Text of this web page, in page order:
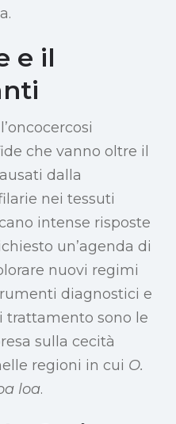
e il
che vanno oltre il
dalla
nei tessuti
intense risposte
un’agenda di
nuovi regimi
diagnostici e
trattamento sono le
sulla cecità
regioni in cui O.
loa.